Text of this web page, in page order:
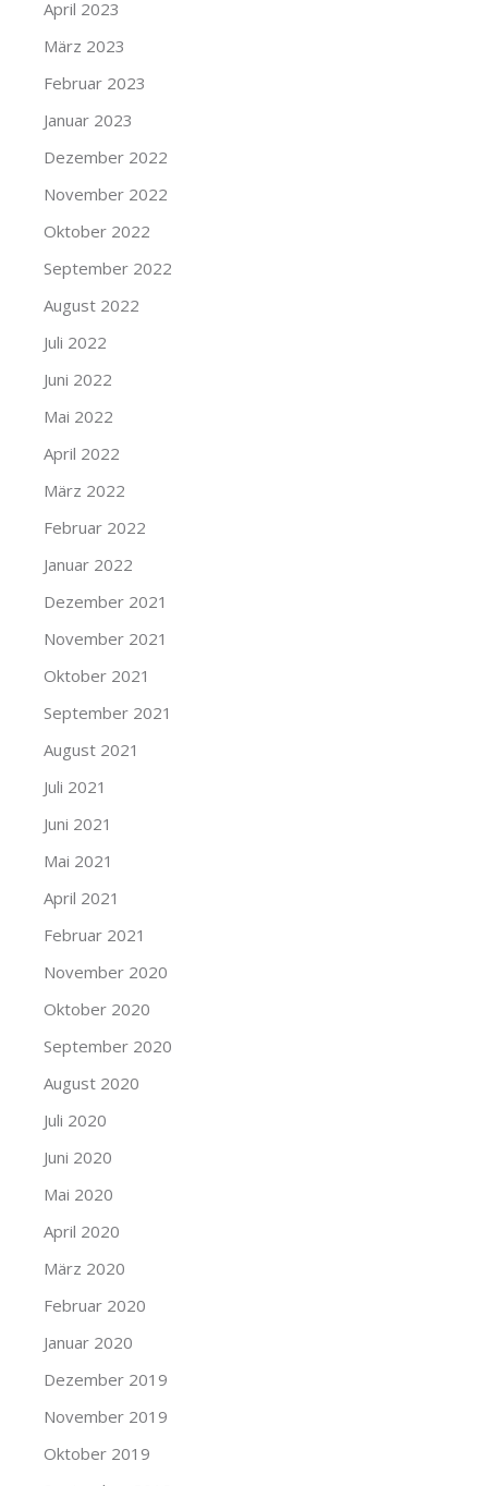
April 2023
März 2023
Februar 2023
Januar 2023
Dezember 2022
November 2022
Oktober 2022
September 2022
August 2022
Juli 2022
Juni 2022
Mai 2022
April 2022
März 2022
Februar 2022
Januar 2022
Dezember 2021
November 2021
Oktober 2021
September 2021
August 2021
Juli 2021
Juni 2021
Mai 2021
April 2021
Februar 2021
November 2020
Oktober 2020
September 2020
August 2020
Juli 2020
Juni 2020
Mai 2020
April 2020
März 2020
Februar 2020
Januar 2020
Dezember 2019
November 2019
Oktober 2019